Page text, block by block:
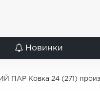
Новинки
ПАР Ковка 24 (271)